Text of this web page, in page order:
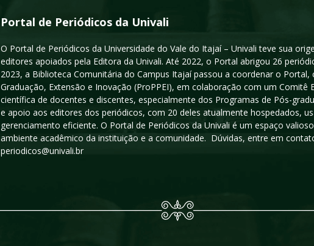
Portal de Periódicos da Univali
O Portal de Periódicos da Universidade do Vale do Itajaí – Univali teve sua
editores apoiados pela Editora da Univali. Até 2022, o Portal abrigou 26
2023, a Biblioteca Comunitária do Campus Itajaí passou a coordenar o
Graduação, Extensão e Inovação (ProPPEI), em colaboração com um
científica de docentes e discentes, especialmente dos Programas de Pós-
e apoio aos editores dos periódicos, com 20 deles atualmente hospedados,
gerenciamento eficiente. O Portal de Periódicos da Univali é um espaço
ambiente acadêmico da instituição e a comunidade. Dúvidas, entre em
periodicos@univali.br